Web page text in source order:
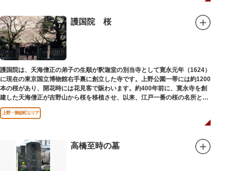
護国院 桜
護国院は、天海僧正の弟子の生順が釈迦堂の別当寺として寛永元年（1624）
に現在の東京国立博物館右手裏に創立した寺です。上野公園一帯には約1200
本の桜があり、開花時には花見客で賑わいます。約400年前に、寛永寺を創
建した天海僧正が吉野山から桜を移植させ、以来、江戸一番の桜の名所とし
て今日に及んでいます。
上野・御徒町エリア
高橋至時の墓